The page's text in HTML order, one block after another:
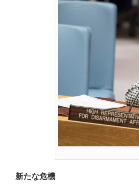
新たな危機